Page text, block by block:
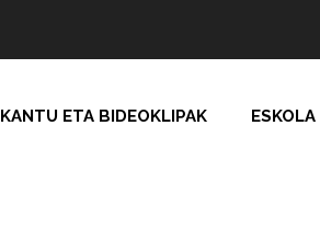
KANTU ETA BIDEOKLIPAK ESKOLA